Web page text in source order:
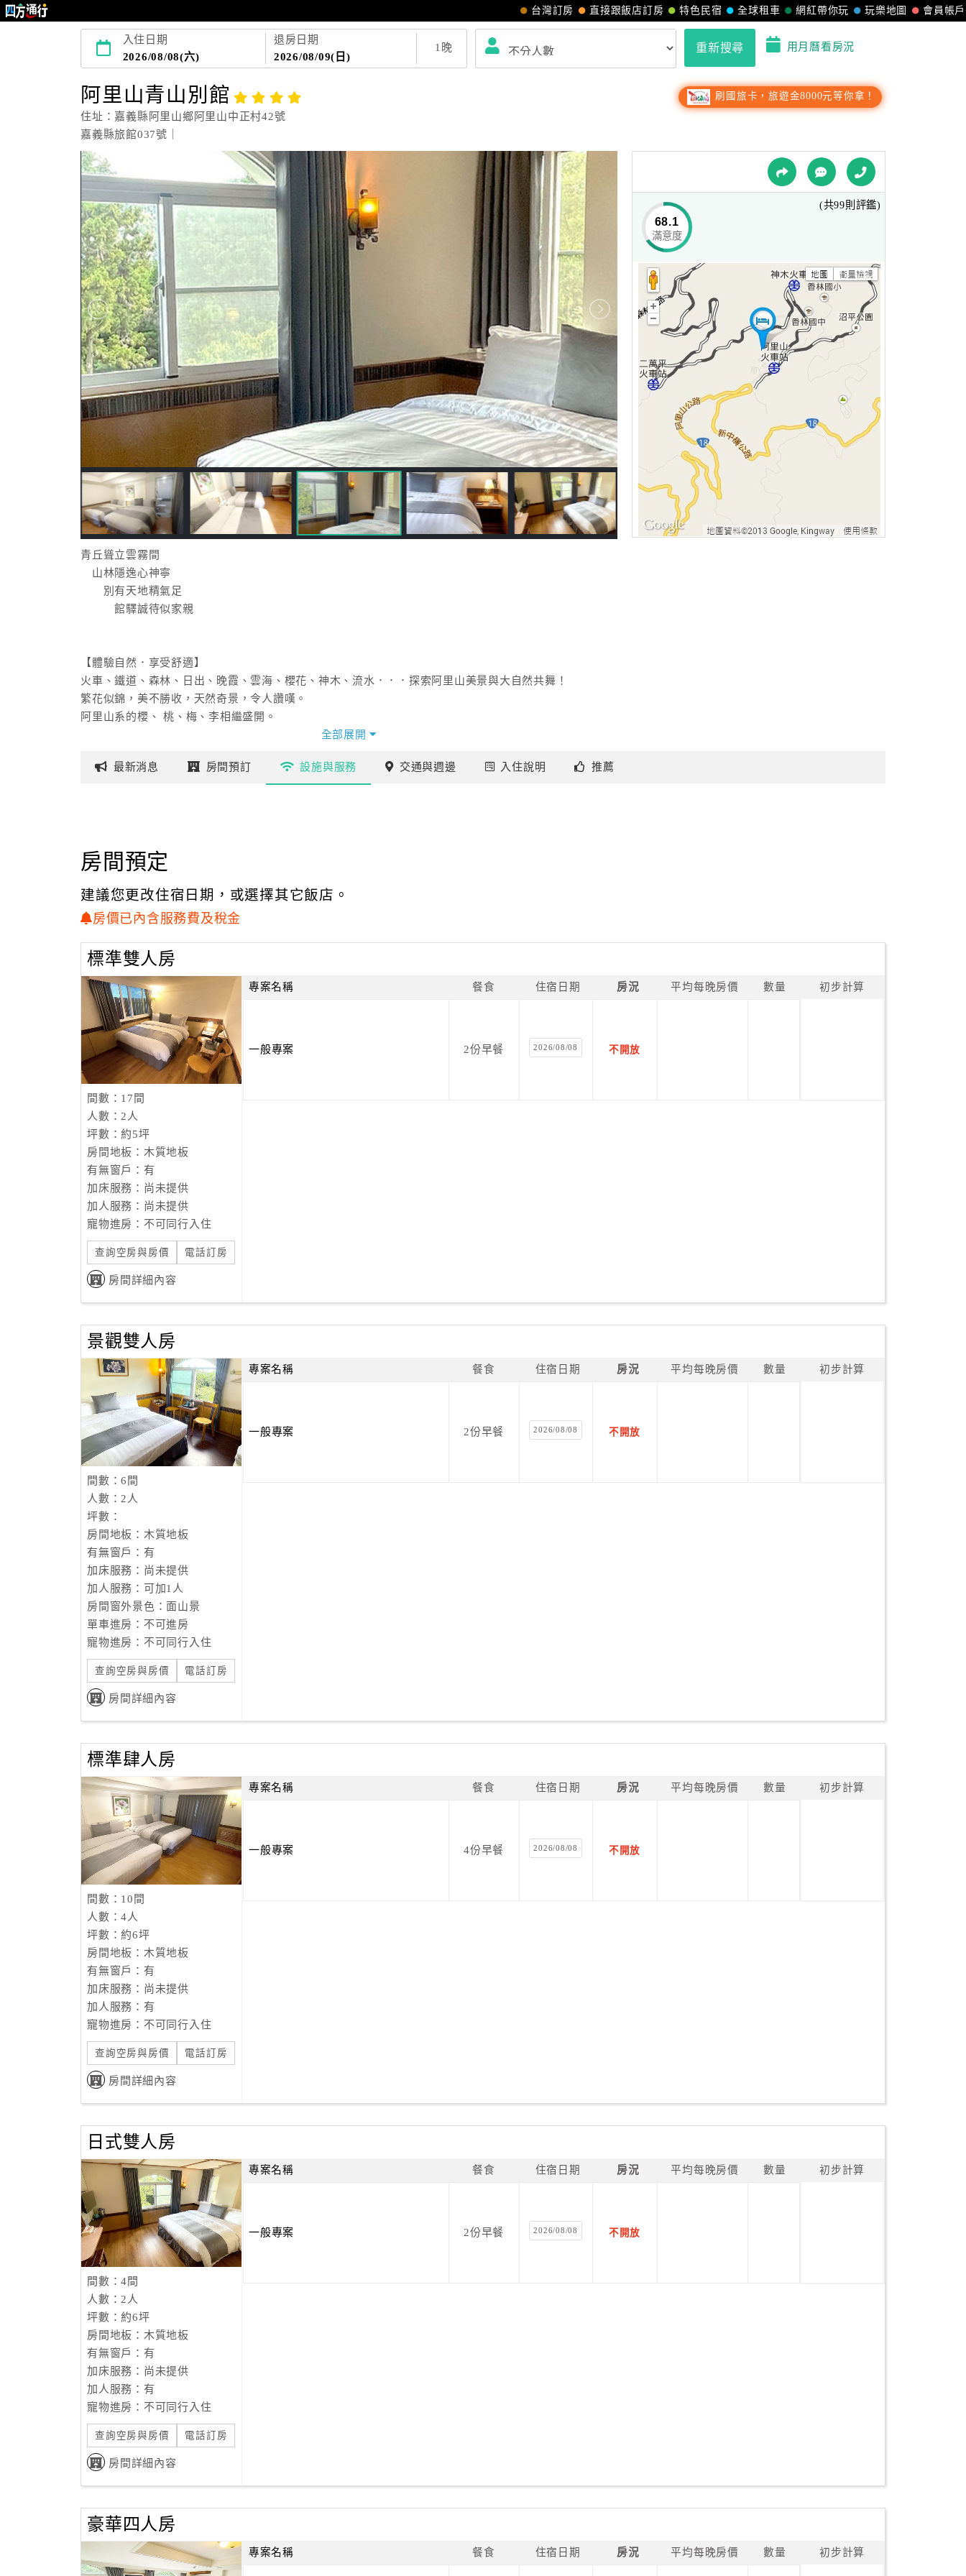
會員帳戶
玩樂地圖
網紅帶你玩
全球租車
特色民宿
直接跟飯店訂房
台灣訂房
入住日期
2026/08/08(六)
退房日期
2026/08/09(日)
1 晚 重新搜尋 用月曆看房況
阿里山青山別館
住址：嘉義縣阿里山鄉阿里山中正村42號
嘉義縣旅館037號｜
刷國旅卡，旅遊金8000元等你拿！
青丘聳立雲霧間
山林隱逸心神寧
別有天地精氣足
館驛誠待似家親
【體驗自然．享受舒適】
火車、鐵道、森林、日出、晚霞、雲海、櫻花、神木、流水．．．探索阿里山美景與大自然共舞！
繁花似錦，美不勝收，天然奇景，令人讚嘆。
阿里山系的櫻、 桃、梅、李相繼盛開。
在山川靈氣中尋幽攬勝、山中渡假，真是超然享受。
阿里山是台灣最早開發的林場，原為一片面積廣達３萬餘公頃的檜木原始林，為本省木材生產重要地區。
青山翠谷間，氣候宜人，勝景處處皆是。
並享受大自然最美麗的奇景，是人們永恆的心靈故鄉。
無論是公私團體觀光，讓您擁有美好的時光。
里山國家風景區公告為主
全部展開
68.1
滿意度
(共99則評鑑)
最新消息 房間預訂 設施與服務 交通與週邊 入住說明 推薦
房間預定
建議您更改住宿日期，或選擇其它飯店。
房價已內含服務費及稅金
標準雙人房
間數：17間
人數：2人
坪數：約5坪
房間地板：木質地板
有無窗戶：有
加床服務：尚未提供
加人服務：尚未提供
寵物進房：不可同行入住
查詢空房與房價 電話訂房
房間詳細內容
專案名稱 餐食 住宿日期 房況 平均每晚房價 數量 初步計算
一般專案 2份早餐 2026/08/08 不開放
景觀雙人房
間數：6間
人數：2人
坪數：
房間地板：木質地板
有無窗戶：有
加床服務：尚未提供
加人服務：可加1人
房間窗外景色：面山景
單車進房：不可進房
寵物進房：不可同行入住
查詢空房與房價 電話訂房
房間詳細內容
專案名稱 餐食 住宿日期 房況 平均每晚房價 數量 初步計算
一般專案 2份早餐 2026/08/08 不開放
標準肆人房
間數：10間
人數：4人
坪數：約6坪
房間地板：木質地板
有無窗戶：有
加床服務：尚未提供
加人服務：有
寵物進房：不可同行入住
查詢空房與房價 電話訂房
房間詳細內容
專案名稱 餐食 住宿日期 房況 平均每晚房價 數量 初步計算
一般專案 4份早餐 2026/08/08 不開放
日式雙人房
間數：4間
人數：2人
坪數：約6坪
房間地板：木質地板
有無窗戶：有
加床服務：尚未提供
加人服務：有
寵物進房：不可同行入住
查詢空房與房價 電話訂房
房間詳細內容
專案名稱 餐食 住宿日期 房況 平均每晚房價 數量 初步計算
一般專案 2份早餐 2026/08/08 不開放
豪華四人房
專案名稱 餐食 住宿日期 房況 平均每晚房價 數量 初步計算